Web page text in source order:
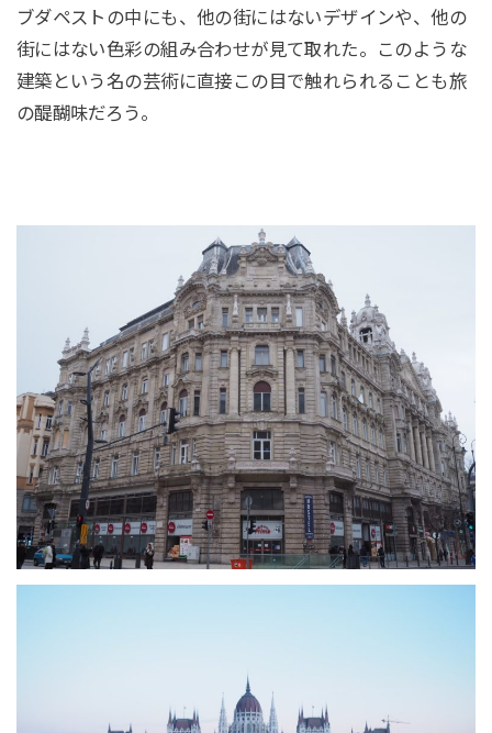
ブダペストの中にも、他の街にはないデザインや、他の
街にはない色彩の組み合わせが見て取れた。このような
建築という名の芸術に直接この目で触れられることも旅
の醍醐味だろう。